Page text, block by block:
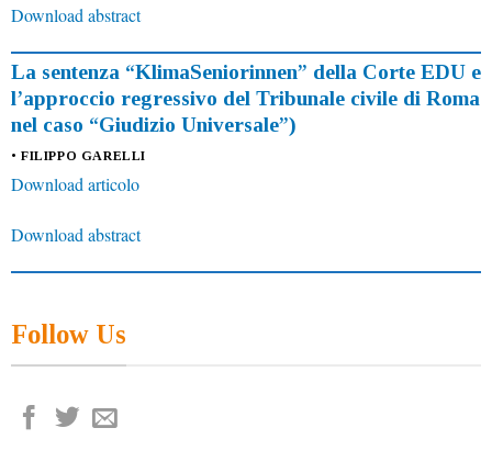
Download abstract
La sentenza “KlimaSeniorinnen” della Corte EDU e
l’approccio regressivo del Tribunale civile di Roma
nel caso “Giudizio Universale”)
• FILIPPO GARELLI
Download articolo
Download abstract
Follow Us